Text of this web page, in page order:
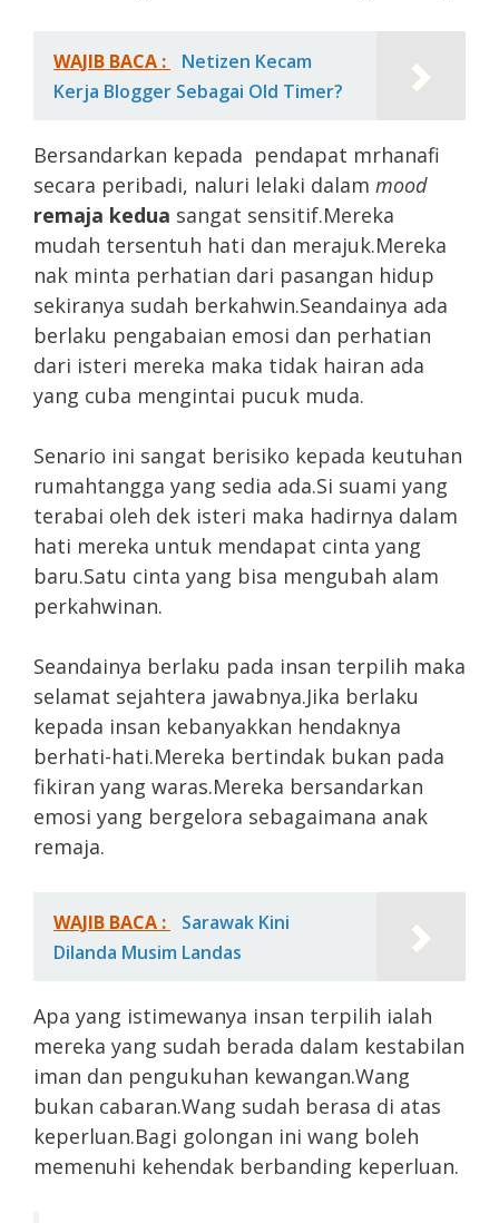
WAJIB BACA :
Netizen Kecam
Kerja Blogger Sebagai Old Timer?
Bersandarkan kepada pendapat mrhanafi
secara peribadi, naluri lelaki dalam mood
remaja kedua sangat sensitif.Mereka
mudah tersentuh hati dan merajuk.Mereka
nak minta perhatian dari pasangan hidup
sekiranya sudah berkahwin.Seandainya ada
berlaku pengabaian emosi dan perhatian
dari isteri mereka maka tidak hairan ada
yang cuba mengintai pucuk muda.
Senario ini sangat berisiko kepada keutuhan
rumahtangga yang sedia ada.Si suami yang
terabai oleh dek isteri maka hadirnya dalam
hati mereka untuk mendapat cinta yang
baru.Satu cinta yang bisa mengubah alam
perkahwinan.
Seandainya berlaku pada insan terpilih maka
selamat sejahtera jawabnya.Jika berlaku
kepada insan kebanyakkan hendaknya
berhati-hati.Mereka bertindak bukan pada
fikiran yang waras.Mereka bersandarkan
emosi yang bergelora sebagaimana anak
remaja.
WAJIB BACA :
Sarawak Kini
Dilanda Musim Landas
Apa yang istimewanya insan terpilih ialah
mereka yang sudah berada dalam kestabilan
iman dan pengukuhan kewangan.Wang
bukan cabaran.Wang sudah berasa di atas
keperluan.Bagi golongan ini wang boleh
memenuhi kehendak berbanding keperluan.